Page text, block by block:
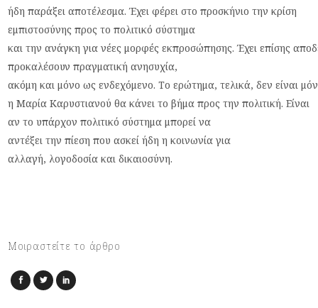
ήδηπαράξει αποτέλεσμα. Έχει φέρει στο προσκήνιο την κρίση
εμπιστοσύνης προς το πολιτικό σύστημα
καιτην ανάγκη γιανέες μορφές εκπροσώπησης.Έχει επίσης απ
προκαλέσουν πραγματική ανησυχία,
ακόμη καιμόνο ως ενδεχόμενο.Τοερώτημα,τελικά,δεν είναι
η Μαρία Καρυστιανού θακάνει το βήμα προς την πολιτική.Είναι
αν το υπάρχον πολιτικό σύστημα μπορείνα
αντέξει την πίεση που ασκεί ήδη ηκοινωνίαγια
αλλαγή, λογοδοσία καιδικαιοσύνη.
Μοιραστείτε το άρθρο